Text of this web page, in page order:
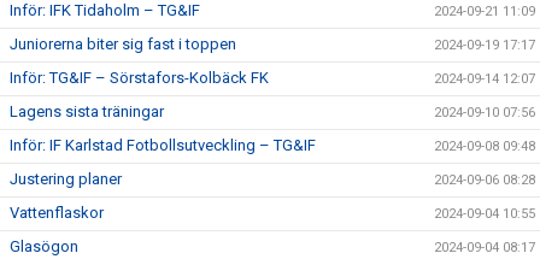
Inför: IFK Tidaholm – TG&IF 2024-09-21 11:09
Juniorerna biter sig fast i toppen 2024-09-19 17:17
Inför: TG&IF – Sörstafors-Kolbäck FK 2024-09-14 12:07
Lagens sista träningar 2024-09-10 07:56
Inför: IF Karlstad Fotbollsutveckling – TG&IF 2024-09-08 09:48
Justering planer 2024-09-06 08:28
Vattenflaskor 2024-09-04 10:55
Glasögon 2024-09-04 08:17